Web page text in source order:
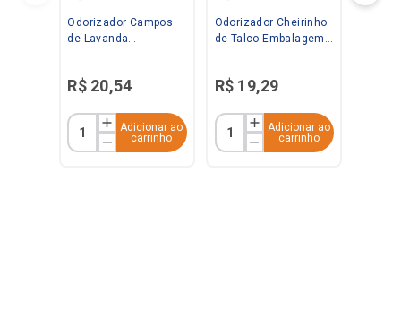
Odorizador Campos
de Lavanda
Bom Ar
R$ 20,54
Adicionar ao
carrinho
Odorizador Cheirinho
de Talco Embalagem
R$ 19,29
Adicionar ao
carrinho